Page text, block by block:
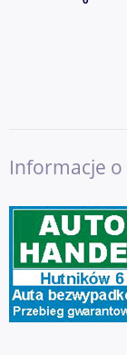
Informacje